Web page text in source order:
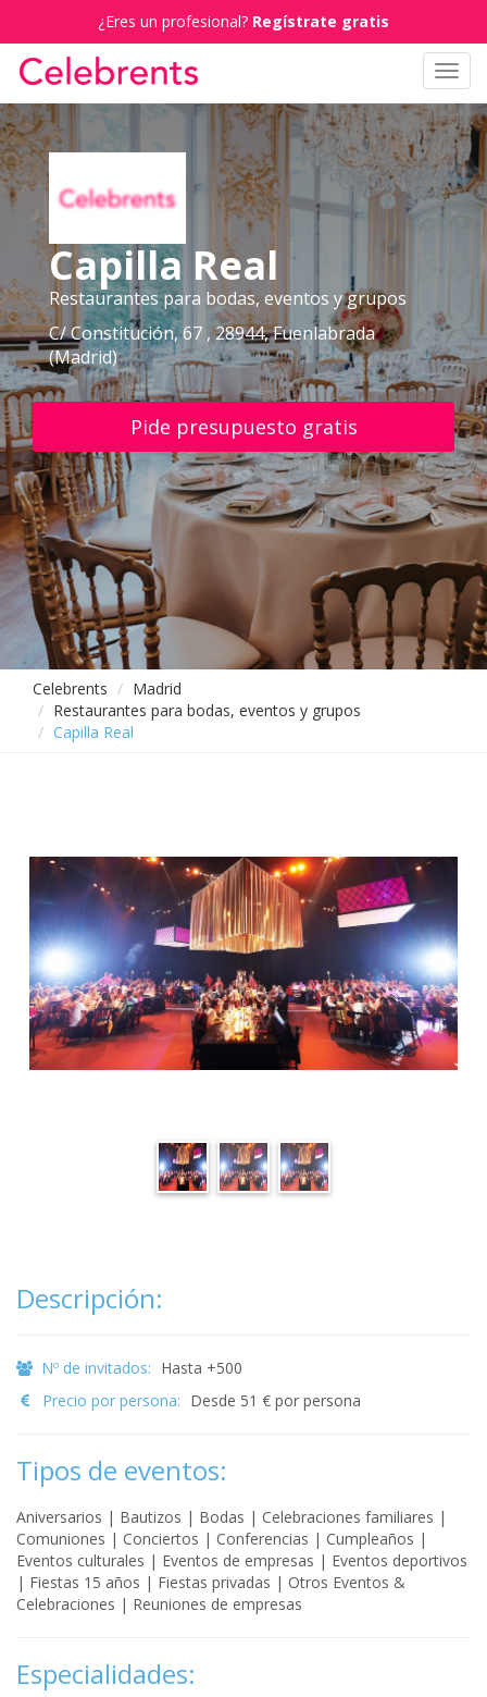
¿Eres un profesional? Regístrate gratis
Capilla Real
Restaurantes para bodas, eventos y grupos
C/ Constitución, 67 , 28944, Fuenlabrada
(Madrid)
Pide presupuesto gratis
Celebrents
Madrid
Restaurantes para bodas, eventos y grupos
Capilla Real
Descripción:
Nº de invitados: Hasta +500
Precio por persona: Desde 51 € por persona
Tipos de eventos:
Aniversarios | Bautizos | Bodas | Celebraciones familiares |
Comuniones | Conciertos | Conferencias | Cumpleaños |
Eventos culturales | Eventos de empresas | Eventos deportivos
| Fiestas 15 años | Fiestas privadas | Otros Eventos &
Celebraciones | Reuniones de empresas
Especialidades: